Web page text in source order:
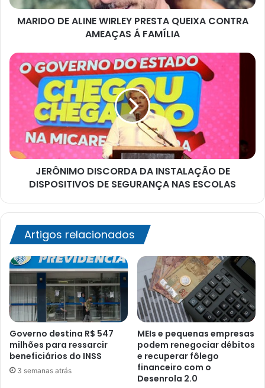
Á
FAMÍLIA
MARIDO DE ALINE WIRLEY PRESTA QUEIXA CONTRA
AMEAÇAS Á FAMÍLIA
JERÔNIMO
DISCORDA
DA
INSTALAÇÃO
DE
DISPOSITIVOS
DE
SEGURANÇA
NAS
ESCOLASJERÔNIMO DISCORDA DA INSTALAÇÃO DE
DISPOSITIVOS DE SEGURANÇA NAS ESCOLAS
Artigos relacionados
Governo destina R$ 547
milhões para ressarcir
beneficiários do INSS
3 semanas atrás
MEIs e pequenas empresas
podem renegociar débitos
e recuperar fôlego
financeiro com o
Desenrola 2.0